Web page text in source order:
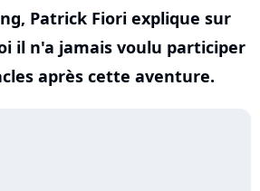
Patrick Fiori explique sur
il n'a jamais voulu participer
après cette aventure.